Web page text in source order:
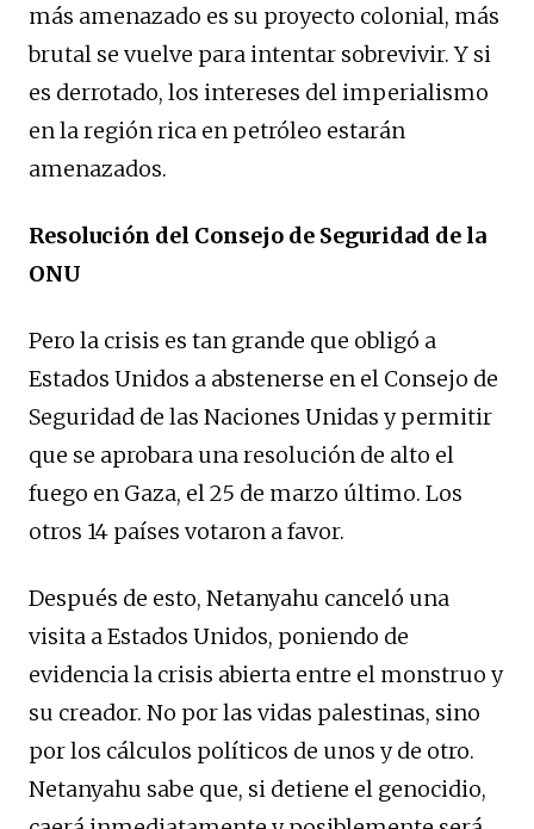
más amenazado es su proyecto colonial, más
brutal se vuelve para intentar sobrevivir. Y si
es derrotado, los intereses del imperialismo
en la región rica en petróleo estarán
amenazados.
Resolución del Consejo de Seguridad de la
ONU
Pero la crisis es tan grande que obligó a
Estados Unidos a abstenerse en el Consejo de
Seguridad de las Naciones Unidas y permitir
que se aprobara una resolución de alto el
fuego en Gaza, el 25 de marzo último. Los
otros 14 países votaron a favor.
Después de esto, Netanyahu canceló una
visita a Estados Unidos, poniendo de
evidencia la crisis abierta entre el monstruo y
su creador. No por las vidas palestinas, sino
por los cálculos políticos de unos y de otro.
Netanyahu sabe que, si detiene el genocidio,